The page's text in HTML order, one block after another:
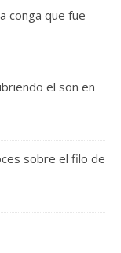
conga que fue
el son en
sobre el filo de